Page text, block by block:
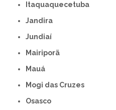
Itaquaquecetuba
Jandira
Jundiaí
Mairiporã
Mauá
Mogi das Cruzes
Osasco